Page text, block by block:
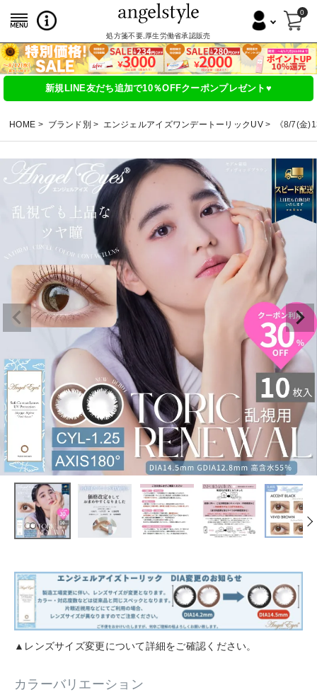
処方箋不要,厚生労働省承認販売
0
新規LINE友だち追加で10％OFFクーポンプレゼント♥
HOME ブランド別 エンジェルアイズワンデートーリックUV 《8/7(金
▲レンズサイズ変更について詳細をご確認ください。
カラーバリエーション